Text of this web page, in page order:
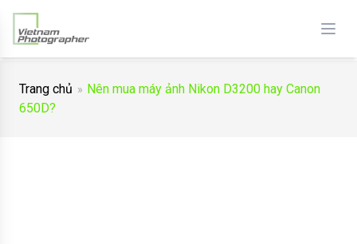
Trang chủ
Nên mua máy ảnh Nikon D3200 hay Canon
650D?